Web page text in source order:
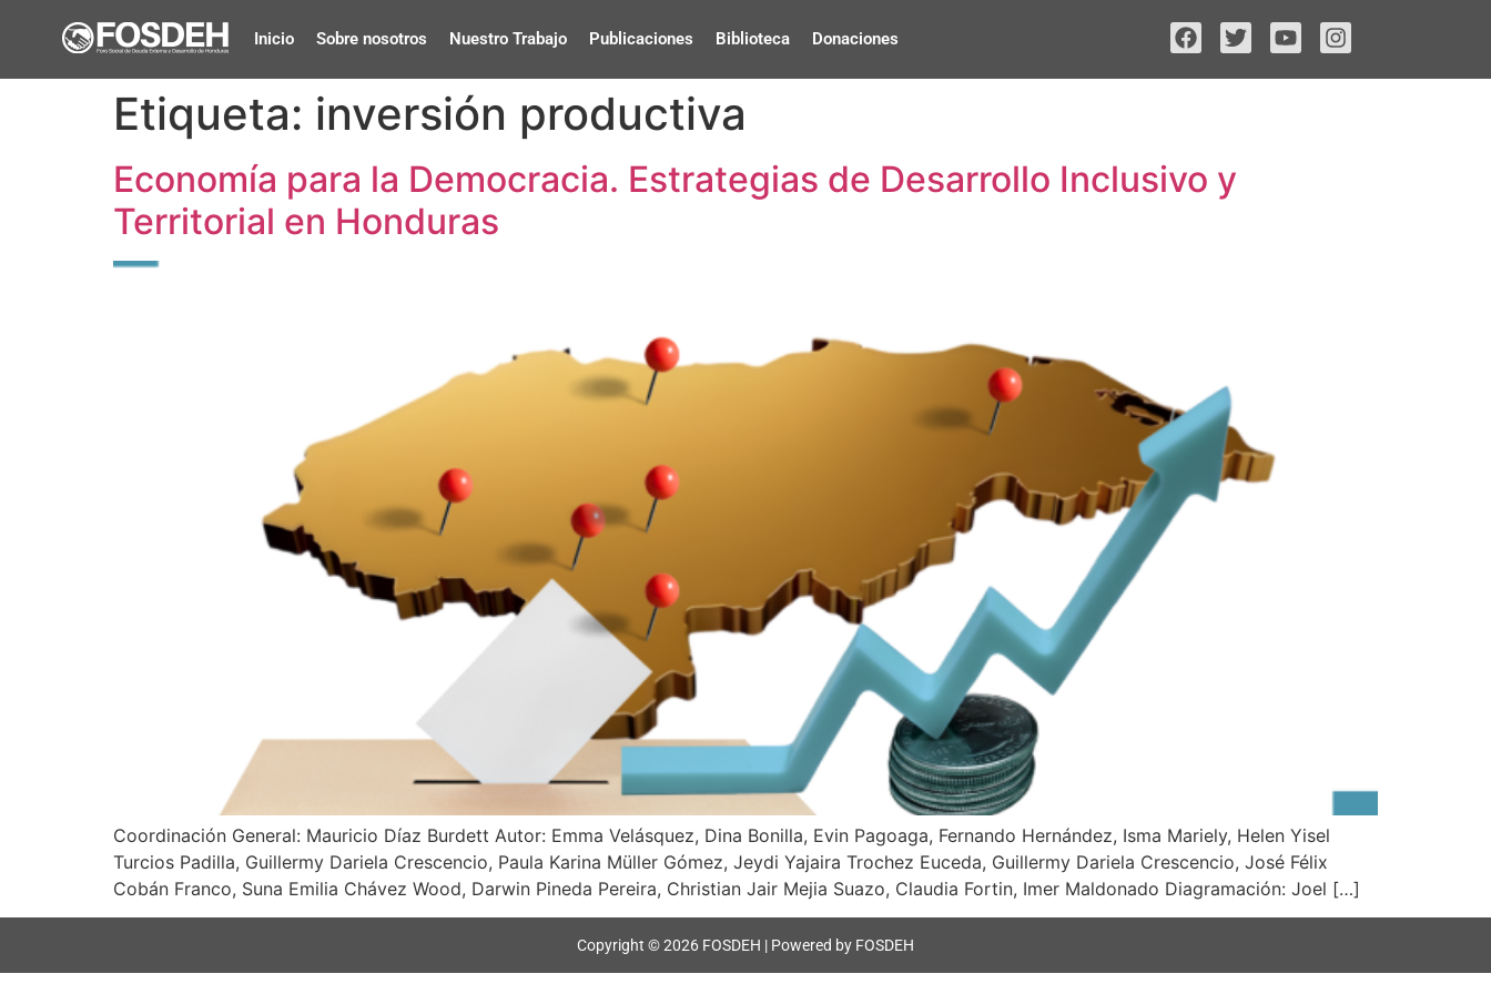
Inicio Sobre nosotros Nuestro Trabajo Publicaciones Biblioteca Donaciones
Etiqueta: inversión productiva
Economía para la Democracia. Estrategias de Desarrollo Inclusivo y
Territorial en Honduras
Coordinación General: Mauricio Díaz Burdett Autor: Emma Velásquez, Dina Bonilla, Evin Pagoaga, Fernando Hernández, Isma Mariely, Helen Yisel
Turcios Padilla, Guillermy Dariela Crescencio, Paula Karina Müller Gómez, Jeydi Yajaira Trochez Euceda, Guillermy Dariela Crescencio, José Félix
Cobán Franco, Suna Emilia Chávez Wood, Darwin Pineda Pereira, Christian Jair Mejia Suazo, Claudia Fortin, Imer Maldonado Diagramación: Joel […]
Copyright © 2026 FOSDEH | Powered by FOSDEH